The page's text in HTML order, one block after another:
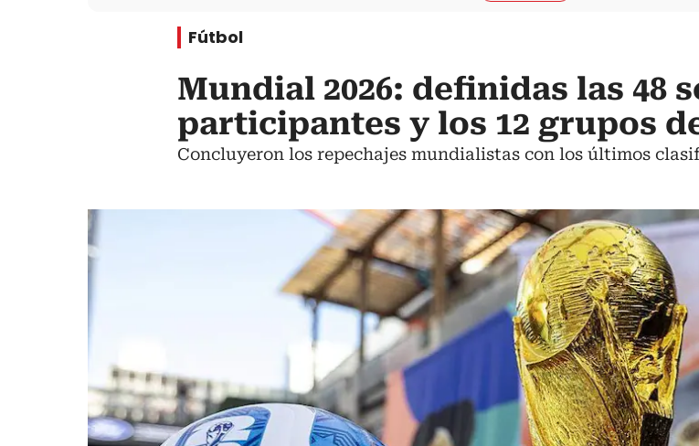
Fútbol
Mundial 2026: definidas las 48
participantes y los 12 grupos
Concluyeron los repechajes mundialistas con los últimos